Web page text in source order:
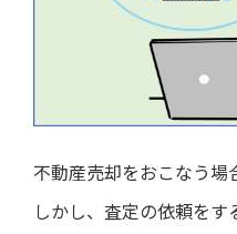
不動産売却をおこなう
しかし、査定の依頼を